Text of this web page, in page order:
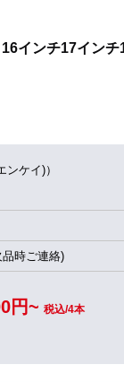
インチ17イン
ンケイ)）
時ご連絡)
円~ 税込/4本